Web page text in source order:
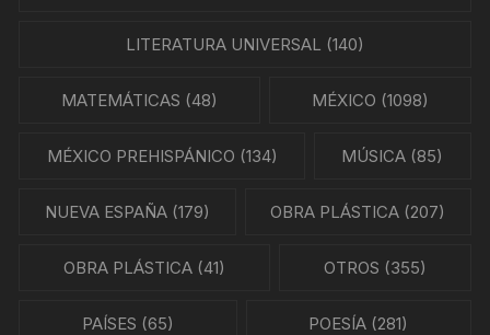
LITERATURA UNIVERSAL (140)
MATEMÁTICAS (48) MÉXICO (1098)
MÉXICO PREHISPÁNICO (134) MÚSICA (85)
NUEVA ESPAÑA(179) OBRA PLÁSTICA (207)
OBRA PLÁSTICA (41) OTROS (355)
PAÍSES (65) POESÍA (281)